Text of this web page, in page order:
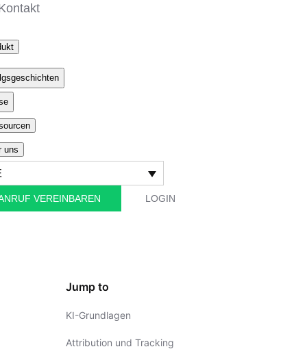
uns
VEREINBAREN LOGIN
Jump to
KI-Grundlagen
Attribution und Tracking